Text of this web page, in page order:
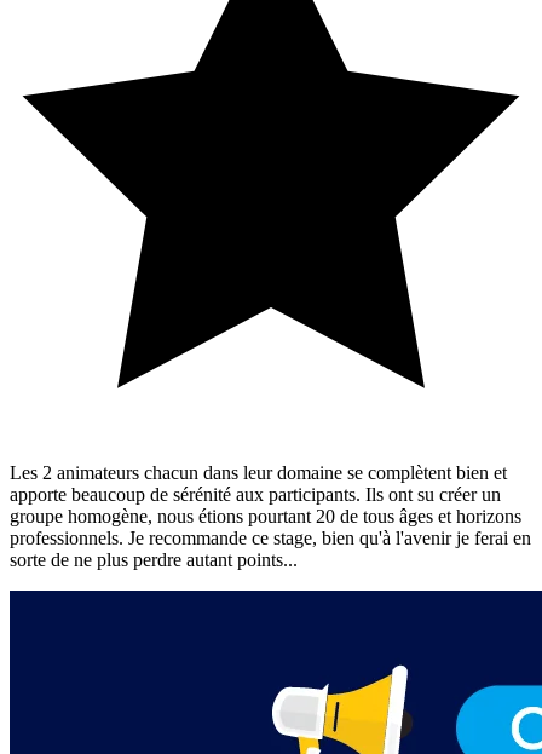
Les 2 animateurs chacun dans leur domaine se complètent bien et
apporte beaucoup de sérénité aux participants. Ils ont su créer un
groupe homogène, nous étions pourtant 20 de tous âges et horizons
professionnels. Je recommande ce stage, bien qu'à l'avenir je ferai en
sorte de ne plus perdre autant points...